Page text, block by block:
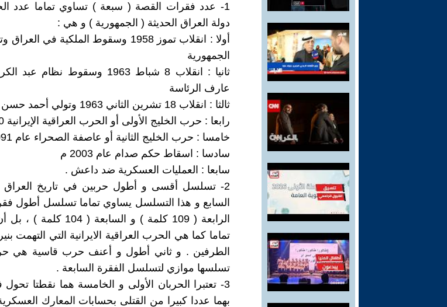
1- عدد فقرات القصة ( سبعة ) تساوي تماما عدد
دولة العراق الحديثة ( الجمهورية ) و هي :
أولا : انقلاب تموز 1958 وسقوط
الجمهورية
ثانيا : انقلاب 8 شباط 1963
عارف الرئاسة
ثالثا : انقلاب 18 تشرين الثاني 1963 وتولي أحمد حسن البكر رئاسة العراق
رابعا : حرب الخليج الأولى أو الحرب العراقية الإيرانية 1980 م - 1988 م
خامسا : حرب الخليج الثانية أو عاصفة الصحراء عام 1991 م
سادسا : اسقاط حكم صدام عام 2003 م
سابعا : العمليات العسكرية ضد داعش .
2- تسلسل أقسى و أطول حربين في تاريخ العراق
السابع و هذا التسلسل يساوي تماما تسلسل أطول
الرابعة ( 109 كلمة ) و
تماما كما هي الحرب العراقية الايرانية التي التهمت
الطرفين . و ثاني أطول و أعنف حرب قاسية هي
تسلسها موازي لتسلسل الفقرة السابعة .
3- تعتبرا الحربان الأولى و الخامسة هما نقطتا
بهما عددا كبيرا من القتلى بحسابات المعارك